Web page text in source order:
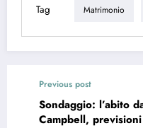
Tag Matrimonio
Previous post
Sondaggio: l’abito
Campbell,